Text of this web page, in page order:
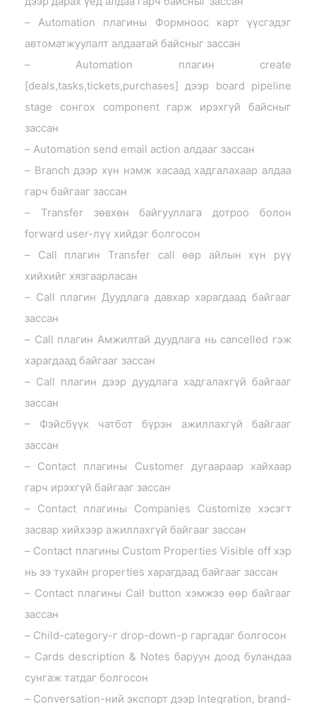
– Automation плагины Формноос карт үүсгэдэг
автоматжуулалт алдаатай байсныг зассан
– Automation плагин create
[deals,tasks,tickets,purchases] дээр board pipeline
stage сонгох component гарж ирэхгүй байсныг
зассан
– Automation send email action алдааг зассан
– Branch дээр хүн нэмж хасаад хадгалахаар алдаа
гарч байгааг зассан
– Transfer зөвхөн байгууллага дотроо болон
forward user-лүү хийдэг болгосон
– Call плагин Transfer call өөр айлын хүн рүү
хийхийг хязгаарласан
– Call плагин Дуудлага давхар харагдаад байгааг
зассан
– Call плагин Амжилтай дуудлага нь cancelled гэж
харагдаад байгааг зассан
– Call плагин дээр дуудлага хадгалахгүй байгааг
зассан
– Фэйсбүүк чатбот бүрэн ажиллахгүй байгааг
зассан
– Contact плагины Customer дугаараар хайхаар
гарч ирэхгүй байгааг зассан
– Contact плагины Companies Customize хэсэгт
засвар хийхээр ажиллахгүй байгааг зассан
– Contact плагины Custom Properties Visible off хэр
нь ээ тухайн properties харагдаад байгааг зассан
– Contact плагины Call button хэмжээ өөр байгааг
зассан
– Child-category-г drop-down-р гаргадаг болгосон
– Cards description & Notes баруун доод буландаа
сунгаж татдаг болгосон
– Conversation-ний экспорт дээр Integration, brand-